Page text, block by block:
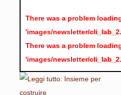
There was a problem
'images/newsletter/
There was a problem
'images/newsletter/